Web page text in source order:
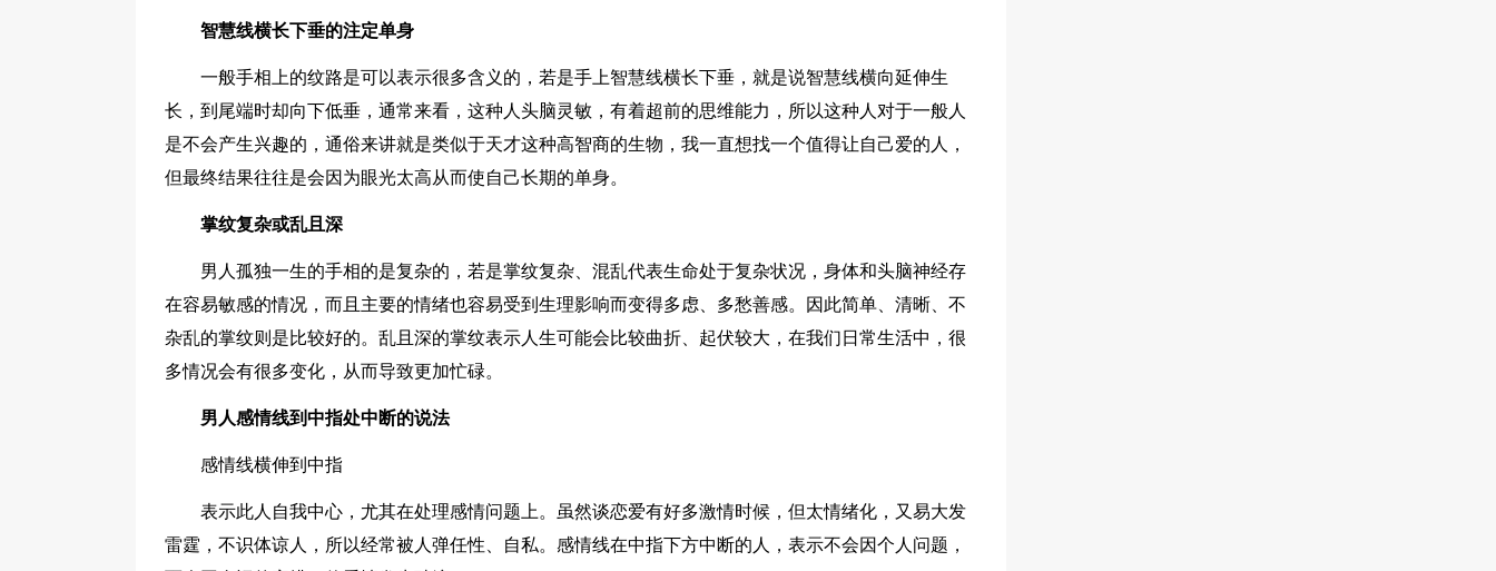
智慧线横长下垂的注定单身
一般手相上的纹路是可以表示很多含义的，若是手上智慧线横长下垂，就是说智慧线横向延伸生
长，到尾端时却向下低垂，通常来看，这种人头脑灵敏，有着超前的思维能力，所以这种人对于一般人
是不会产生兴趣的，通俗来讲就是类似于天才这种高智商的生物，我一直想找一个值得让自己爱的人，
但最终结果往往是会因为眼光太高从而使自己长期的单身。
掌纹复杂或乱且深
男人孤独一生的手相的是复杂的，若是掌纹复杂、混乱代表生命处于复杂状况，身体和头脑神经存
在容易敏感的情况，而且主要的情绪也容易受到生理影响而变得多虑、多愁善感。因此简单、清晰、不
杂乱的掌纹则是比较好的。乱且深的掌纹表示人生可能会比较曲折、起伏较大，在我们日常生活中，很
多情况会有很多变化，从而导致更加忙碌。
男人感情线到中指处中断的说法
感情线横伸到中指
表示此人自我中心，尤其在处理感情问题上。虽然谈恋爱有好多激情时候，但太情绪化，又易大发
雷霆，不识体谅人，所以经常被人弹任性、自私。感情线在中指下方中断的人，表示不会因个人问题，